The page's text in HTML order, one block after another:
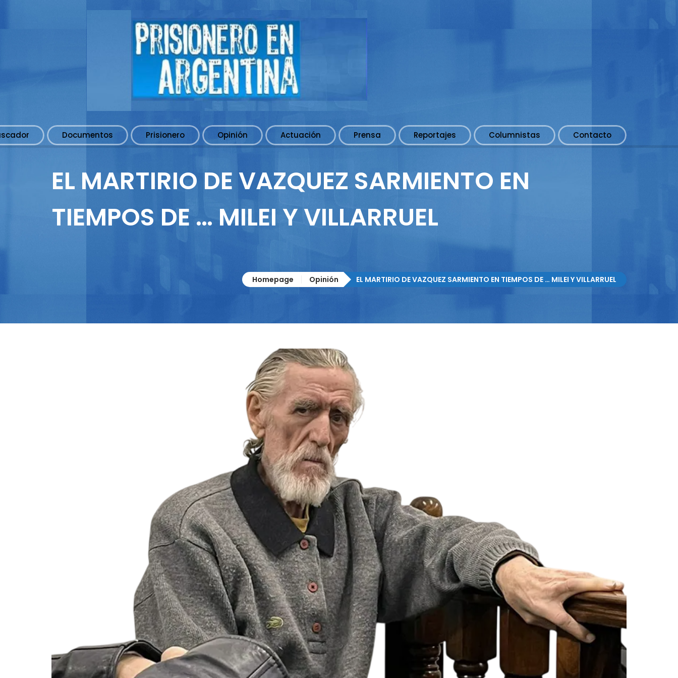
Documentos Prisionero Opinión Actuación Prensa Reportajes Columnistas Contacto
EL MARTIRIO DE VAZQUEZ SARMIENTO EN
TIEMPOS DE … MILEI Y VILLARRUEL
Homepage Opinión EL MARTIRIO DE VAZQUEZ SARMIENTO EN TIEMPOS DE … MILEI Y VILLARRUEL